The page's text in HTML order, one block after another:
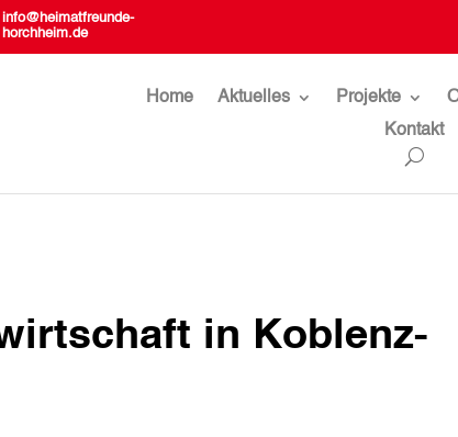
info@heimatfreunde-
horchheim.de
Home Aktuelles Projekte
Kontakt
in Koblenz-